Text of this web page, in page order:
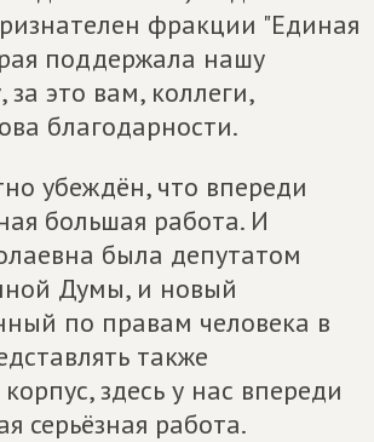
фракции "Единая
поддержала нашу
за это вам, коллеги,
благодарности.
убеждён, что впереди
большая работа. И
была депутатом
Думы, и новый
по правам человека в
также
здесь у нас впереди
серьёзная работа.